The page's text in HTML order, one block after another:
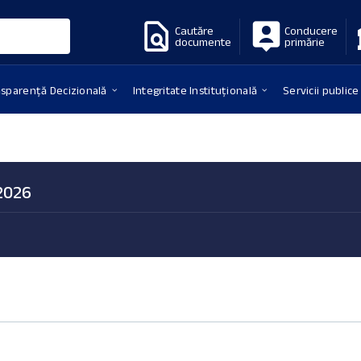
Cautăre
documente
Conducere
primărie
Decizională Integritate Instituțională Servicii publice